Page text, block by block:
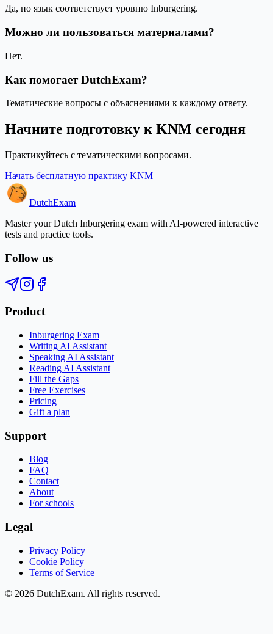
Да, но язык соответствует уровню Inburgering.
Можно ли пользоваться материалами?
Нет.
Как помогает DutchExam?
Тематические вопросы с объяснениями к каждому ответу.
Начните подготовку к KNM сегодня
Практикуйтесь с тематическими вопросами.
Начать бесплатную практику KNM
DutchExam
Master your Dutch Inburgering exam with AI-powered interactive
tests and practice tools.
Follow us
Product
Inburgering Exam
Writing AI Assistant
Speaking AI Assistant
Reading AI Assistant
Fill the Gaps
Free Exercises
Pricing
Gift a plan
Support
Blog
FAQ
Contact
About
For schools
Legal
Privacy Policy
Cookie Policy
Terms of Service
© 2026 DutchExam. All rights reserved.